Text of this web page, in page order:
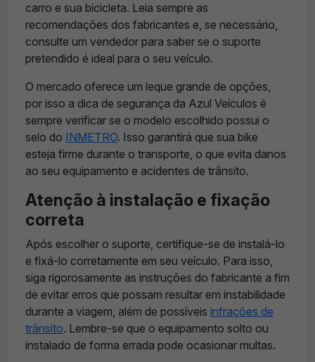
carro e sua bicicleta. Leia sempre as
recomendações dos fabricantes e, se necessário,
consulte um vendedor para saber se o suporte
pretendido é ideal para o seu veículo.
O mercado oferece um leque grande de opções,
por isso a dica de segurança da Azul Veículos é
sempre verificar se o modelo escolhido possui o
selo do INMETRO. Isso garantirá que sua bike
esteja firme durante o transporte, o que evita danos
ao seu equipamento e acidentes de trânsito.
Atenção à instalação e fixação
correta
Após escolher o suporte, certifique-se de instalá-lo
e fixá-lo corretamente em seu veículo. Para isso,
siga rigorosamente as instruções do fabricante a fim
de evitar erros que possam resultar em instabilidade
durante a viagem, além de possíveis infrações de
trânsito. Lembre-se que o equipamento solto ou
instalado de forma errada pode ocasionar multas.